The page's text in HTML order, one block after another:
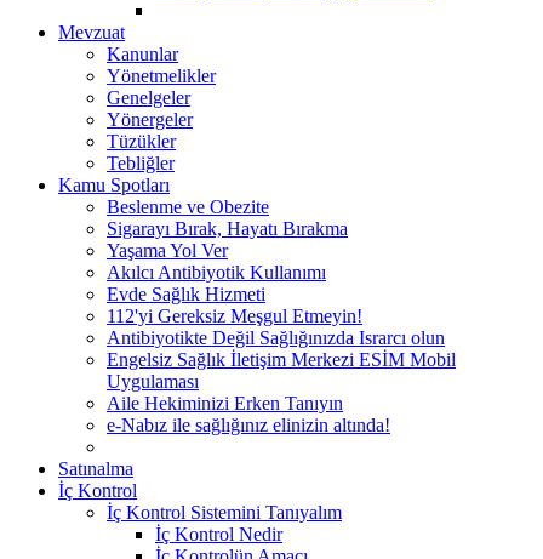
Mevzuat
Kanunlar
Yönetmelikler
Genelgeler
Yönergeler
Tüzükler
Tebliğler
Kamu Spotları
Beslenme ve Obezite
Sigarayı Bırak, Hayatı Bırakma
Yaşama Yol Ver
Akılcı Antibiyotik Kullanımı
Evde Sağlık Hizmeti
112'yi Gereksiz Meşgul Etmeyin!
Antibiyotikte Değil Sağlığınızda Israrcı olun
Engelsiz Sağlık İletişim Merkezi ESİM Mobil
Uygulaması
Aile Hekiminizi Erken Tanıyın
e-Nabız ile sağlığınız elinizin altında!
Satınalma
İç Kontrol
İç Kontrol Sistemini Tanıyalım
İç Kontrol Nedir